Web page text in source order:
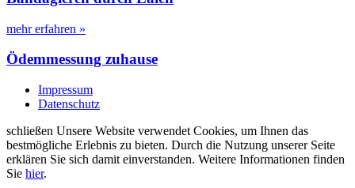
mehr erfahren »
Ödemmessung zuhause
Impressum
Datenschutz
schließen Unsere Website verwendet Cookies, um Ihnen das
bestmögliche Erlebnis zu bieten. Durch die Nutzung unserer Seite
erklären Sie sich damit einverstanden. Weitere Informationen finden
Sie hier.